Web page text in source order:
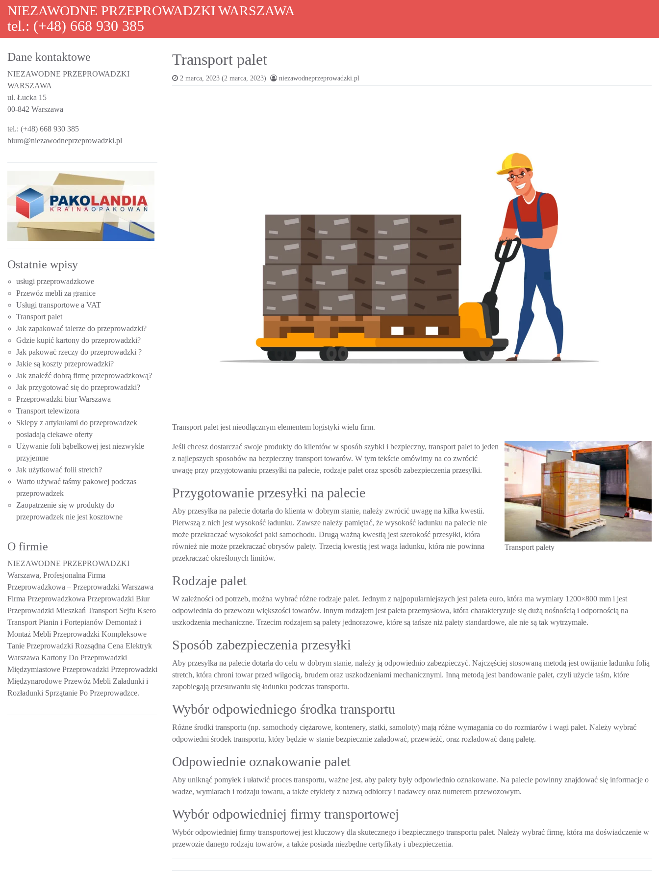
Skip to content
Main Navigation
NIEZAWODNE PRZEPROWADZKI WARSZAWA
tel.: (+48) 668 930 385
Dane kontaktowe
NIEZAWODNE PRZEPROWADZKI
WARSZAWA
ul. Łucka 15
00-842 Warszawa
tel.: (+48) 668 930 385
biuro@niezawodneprzeprowadzki.pl
Ostatnie wpisy
usługi przeprowadzkowe
Przewóz mebli za granice
Usługi transportowe a VAT
Transport palet
Jak zapakować talerze do przeprowadzki?
Gdzie kupić kartony do przeprowadzki?
Jak pakować rzeczy do przeprowadzki ?
Jakie są koszty przeprowadzki?
Jak znaleźć dobrą firmę przeprowadzkową?
Jak przygotować się do przeprowadzki?
Przeprowadzki biur Warszawa
Transport telewizora
Sklepy z artykułami do przeprowadzek
posiadają ciekawe oferty
Używanie foli bąbelkowej jest niezwykle
przyjemne
Jak użytkować folii stretch?
Warto używać taśmy pakowej podczas
przeprowadzek
Zaopatrzenie się w produkty do
przeprowadzek nie jest kosztowne
O firmie
NIEZAWODNE PRZEPROWADZKI
Warszawa, Profesjonalna Firma
Przeprowadzkowa – Przeprowadzki Warszawa
Firma Przeprowadzkowa Przeprowadzki Biur
Przeprowadzki Mieszkań Transport Sejfu Ksero
Transport Pianin i Fortepianów Demontaż i
Montaż Mebli Przeprowadzki Kompleksowe
Tanie Przeprowadzki Rozsądna Cena Elektryk
Warszawa Kartony Do Przeprowadzki
Międzymiastowe Przeprowadzki Przeprowadzki
Międzynarodowe Przewóz Mebli Załadunki i
Rozładunki Sprzątanie Po Przeprowadzce.
Transport palet
2 marca, 2023 (2 marca, 2023) niezawodneprzeprowadzki.pl
Transport palet jest nieodłącznym elementem logistyki wielu firm.
Transport palety
Jeśli chcesz dostarczać swoje produkty do klientów w sposób szybki i bezpieczny, transport palet to jeden
z najlepszych sposobów na bezpieczny transport towarów. W tym tekście omówimy na co zwrócić
uwagę przy przygotowaniu przesyłki na palecie, rodzaje palet oraz sposób zabezpieczenia przesyłki.
Przygotowanie przesyłki na palecie
Aby przesyłka na palecie dotarła do klienta w dobrym stanie, należy zwrócić uwagę na kilka kwestii.
Pierwszą z nich jest wysokość ładunku. Zawsze należy pamiętać, że wysokość ładunku na palecie nie
może przekraczać wysokości paki samochodu. Drugą ważną kwestią jest szerokość przesyłki, która
również nie może przekraczać obrysów palety. Trzecią kwestią jest waga ładunku, która nie powinna
przekraczać określonych limitów.
Rodzaje palet
W zależności od potrzeb, można wybrać różne rodzaje palet. Jednym z najpopularniejszych jest paleta euro, która ma wymiary 1200×800 mm i jest
odpowiednia do przewozu większości towarów. Innym rodzajem jest paleta przemysłowa, która charakteryzuje się dużą nośnością i odpornością na
uszkodzenia mechaniczne. Trzecim rodzajem są palety jednorazowe, które są tańsze niż palety standardowe, ale nie są tak wytrzymałe.
Sposób zabezpieczenia przesyłki
Aby przesyłka na palecie dotarła do celu w dobrym stanie, należy ją odpowiednio zabezpieczyć. Najczęściej stosowaną metodą jest owijanie ładunku folią
stretch, która chroni towar przed wilgocią, brudem oraz uszkodzeniami mechanicznymi. Inną metodą jest bandowanie palet, czyli użycie taśm, które
zapobiegają przesuwaniu się ładunku podczas transportu.
Wybór odpowiedniego środka transportu
Różne środki transportu (np. samochody ciężarowe, kontenery, statki, samoloty) mają różne wymagania co do rozmiarów i wagi palet. Należy wybrać
odpowiedni środek transportu, który będzie w stanie bezpiecznie załadować, przewieźć, oraz rozładować daną paletę.
Odpowiednie oznakowanie palet
Aby uniknąć pomyłek i ułatwić proces transportu, ważne jest, aby palety były odpowiednio oznakowane. Na palecie powinny znajdować się informacje o
wadze, wymiarach i rodzaju towaru, a także etykiety z nazwą odbiorcy i nadawcy oraz numerem przewozowym.
Wybór odpowiedniej firmy transportowej
Wybór odpowiedniej firmy transportowej jest kluczowy dla skutecznego i bezpiecznego transportu palet. Należy wybrać firmę, która ma doświadczenie w
przewozie danego rodzaju towarów, a także posiada niezbędne certyfikaty i ubezpieczenia.